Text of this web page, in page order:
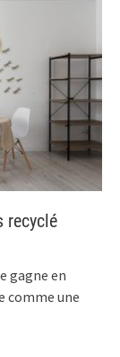
recyclé
gagne en
comme une